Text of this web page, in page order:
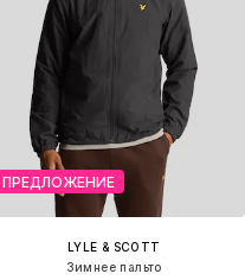
ПРЕДЛОЖЕНИЕ
LYLE & SCOTT
Зимнее пальто